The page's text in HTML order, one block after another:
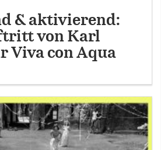
& aktivierend:
von Karl
Viva con Aqua